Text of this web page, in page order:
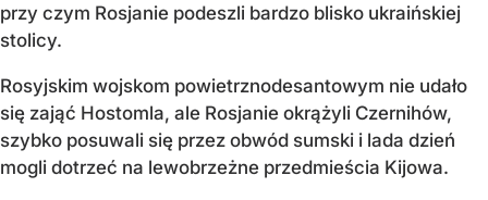
przy czym Rosjanie podeszli bardzo blisko ukraińskiej
stolicy.
Rosyjskim wojskom powietrznodesantowym nie udało
się zająć Hostomla, ale Rosjanie okrążyli Czernihów,
szybko posuwali się przez obwód sumski i lada dzień
mogli dotrzeć na lewobrzeżne przedmieścia Kijowa.